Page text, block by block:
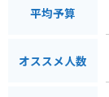
平均予算
オススメ人数